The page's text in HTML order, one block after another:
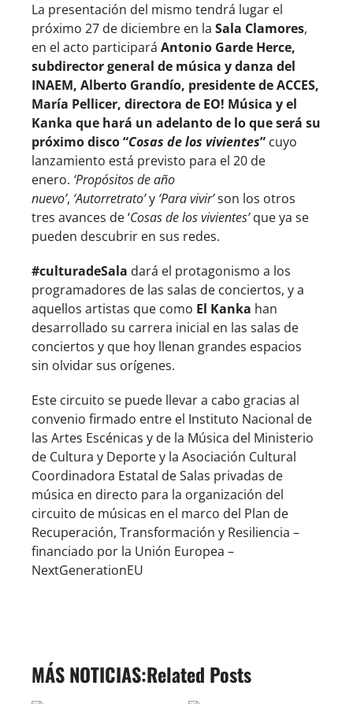
La presentación del mismo tendrá lugar el
próximo 27 de diciembre en la Sala Clamores,
en el acto participará Antonio Garde Herce,
subdirector general de música y danza del
INAEM, Alberto Grandío, presidente de ACCES,
María Pellicer, directora de EO! Música y el
Kanka que hará un adelanto de lo que será su
próximo disco “Cosas de los vivientes”cuyo
lanzamiento está previsto para el 20 de
enero. ‘Propósitos de año
nuevo’, ‘Autorretrato’y ‘Para vivir’son los otros
tres avances de ‘Cosas de los vivientes’que ya se
pueden descubrir en sus redes.
#culturadeSala dará el protagonismo a los
programadores de las salas de conciertos, y a
aquellos artistas que como El Kanka han
desarrollado su carrera inicial en las salas de
conciertos y que hoy llenan grandes espacios
sin olvidar sus orígenes.
Este circuito se puede llevar a cabo gracias al
convenio firmado entre el Instituto Nacional de
las Artes Escénicas y de la Música del Ministerio
de Cultura y Deporte y la Asociación Cultural
Coordinadora Estatal de Salas privadas de
música en directo para la organización del
circuito de músicas en el marco del Plan de
Recuperación, Transformación y Resiliencia –
financiado por la Unión Europea –
NextGenerationEU
Related Posts